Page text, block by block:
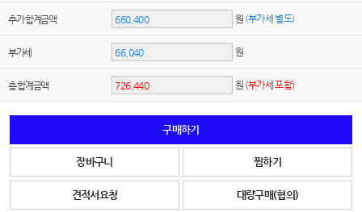
추가 합계금액 원 (부가세 별도)
부가세 원
총 합계금액 원 (부가세 포함)
구매하기
장바구니 찜하기
견적서요청 대량구매(협의)